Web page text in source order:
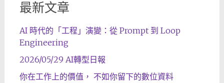
最新文章
AI 時代的「工程」演變：從 Prompt 到 Loop
Engineering
2026/05/29 AI轉型日報
你在工作上的價值， 不如你留下的數位資料